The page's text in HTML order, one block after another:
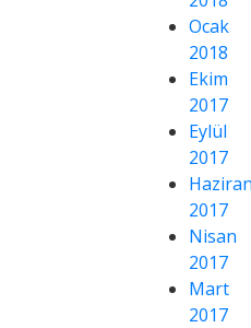
Ocak
2018
Ekim
2017
Eylül
2017
2017
Nisan
2017
Mart
2017